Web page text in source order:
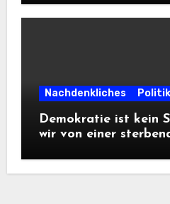
Informationsfreiheit!
Nachdenkliches Politik
Demokratie ist kein
wir von einer